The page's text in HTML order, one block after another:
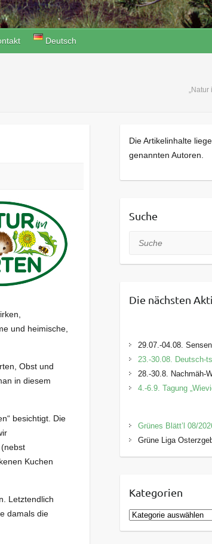
Deutsch
„Natur
und heimische,
Obst und
in diesem
besichtigt. Die
Kuchen
Letztendlich
damals die
Die Artikelinhalte
genannten Autoren.
Suche
Suche
Die nächsten
29.07.-04.08.
23.-30.08. Deutsch-
28.-30.8. Nachmäh-
4.-6.9. Tagung
Grünes Blätt’l 08/
Grüne Liga
Kategorien
K
a